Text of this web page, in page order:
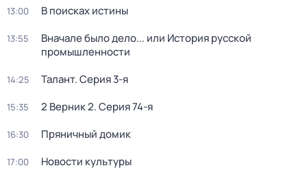
13:00 В поисках истины
13:55
Вначале было дело... или История русской
промышленности
14:25 Талант. Серия 3-я
15:35 2 Верник 2. Серия 74-я
16:30 Пряничный домик
17:00 Новости культуры